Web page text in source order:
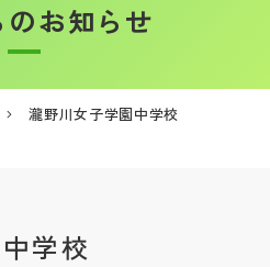
ント登録
お知らせ
瀧野川女子学園中学校
学校